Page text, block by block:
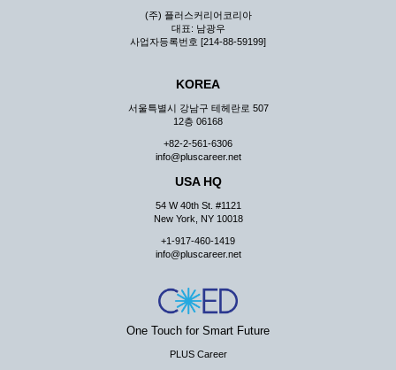
(주) 플러스커리어코리아
대표: 남광우
사업자등록번호 [214-88-59199]
KOREA
서울특별시 강남구 테헤란로 507
12층 06168
+82-2-561-6306
info@pluscareer.net
USA HQ
54 W 40th St. #1121
New York, NY 10018
+1-917-460-1419
info@pluscareer.net
One Touch for Smart Future
PLUS Career